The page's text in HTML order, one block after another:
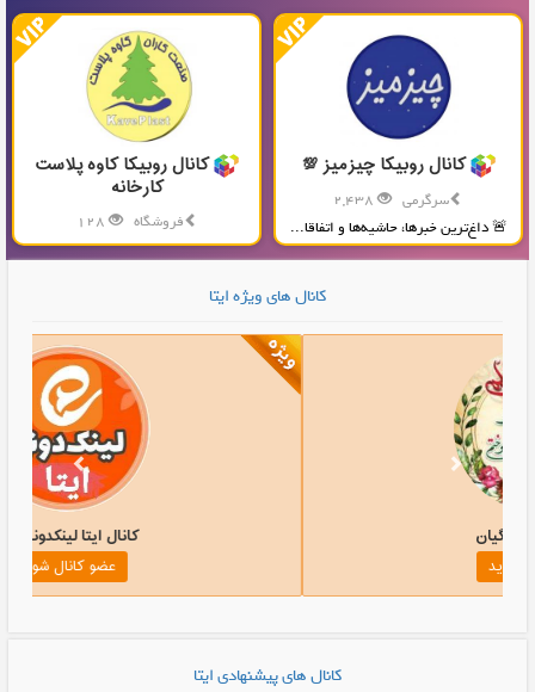
کانال روبیکا چیزمیز 💯
سرگرمی
🚨 داغ‌ترین خبرها، حاشیه‌ها و اتفاقا...
کانال روبیکا کاوه پلاست
کارخانه
فروشگاه
تولید و پخش محصولات پلاستیکی...
کانال های ویژه ایتا
کانال های پیشنهادی ایتا